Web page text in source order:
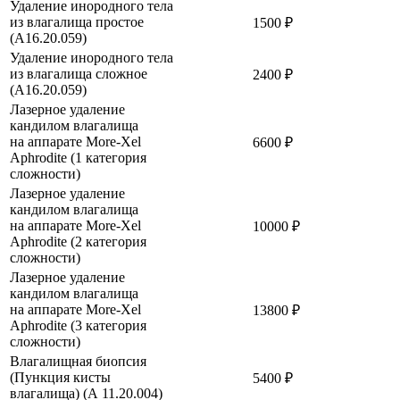
Удаление инородного тела
из влагалища простое
(A16.20.059)
1500 ₽
Удаление инородного тела
из влагалища сложное
(A16.20.059)
2400 ₽
Лазерное удаление
кандилом влагалища
на аппарате More-Xel
Aphrodite (1 категория
сложности)
6600 ₽
Лазерное удаление
кандилом влагалища
на аппарате More-Xel
Aphrodite (2 категория
сложности)
10000 ₽
Лазерное удаление
кандилом влагалища
на аппарате More-Xel
Aphrodite (3 категория
сложности)
13800 ₽
Влагалищная биопсия
(Пункция кисты
влагалища) (А 11.20.004)
5400 ₽